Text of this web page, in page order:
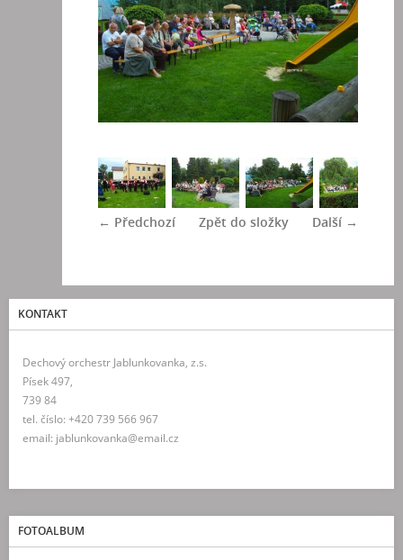
← Předchozí Další →
Zpět do složky
KONTAKT
Dechový orchestr Jablunkovanka, z.s.
Písek 497,
739 84
tel. číslo: +420 739 566 967
email: jablunkovanka@email.cz
FOTOALBUM